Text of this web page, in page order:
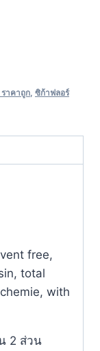
าคาถูก, ซิก้าฟลอร์
free,
total
with
2 ส่วน